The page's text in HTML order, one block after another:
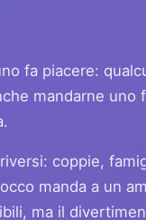
fa piacere:
mandarne uno
coppie,
manda a un
ma il